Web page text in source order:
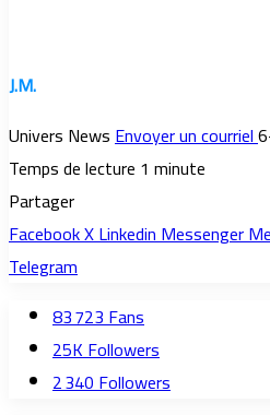
J.M.
Univers NewsEnvoyer un courriel
Temps de lecture 1 minute
Partager
FacebookXLinkedinMessenger
Telegram
83 723Fans
25KFollowers
2 340Followers